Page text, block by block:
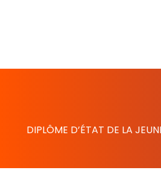
DIPLÔME D’ÉTAT DE LA